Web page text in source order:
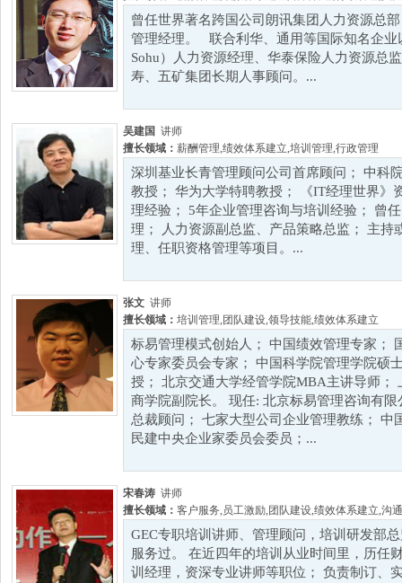
曾任世界著名跨国公司朗讯集团人力资源总
管理经理。 联合利华、通用等国际知名企业
Sohu）人力资源经理、华泰保险人力资源总
寿、五矿集团长期人事顾问。...
吴建国 讲师
擅长领域： 薪酬管理,绩效体系建立,培训管理,行政管理
深圳基业长青管理顾问公司首席顾问； 中科
教授； 华为大学特聘教授； 《IT经理世界》
理经验； 5年企业管理咨询与培训经验； 曾
理； 人力资源副总监、产品策略总监； 主持
理、任职资格管理等项目。...
张文 讲师
擅长领域： 培训管理, 团队建设,领导技能,绩效体系建立
标易管理模式创始人； 中国绩效管理专家；
心专家委员会专家； 中国科学院管理学院硕
授； 北京交通大学经管学院MBA主讲导师；
商学院副院长。 现任: 北京标易管理咨询有
总裁顾问； 七家大型公司企业管理教练； 中
民建中央企业家委员会委员；...
宋春涛 讲师
擅长领域： 客户服务, 员工激励, 团队建设,绩效体系建立,沟
GEC专职培训讲师、管理顾问，培训研发部
服务过。 在近四年的培训从业时间里，历任
训经理，资深专业讲师等职位； 负责制订、